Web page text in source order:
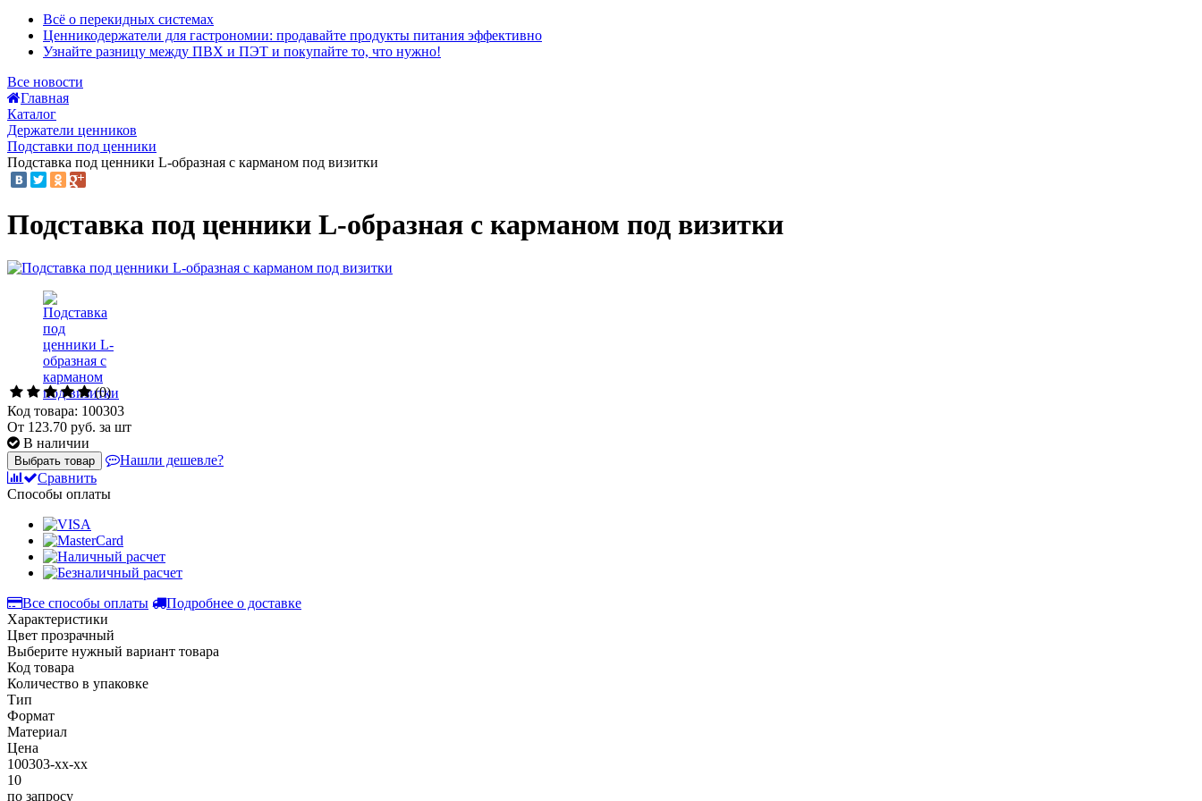
Всё о перекидных системах
Ценникодержатели для гастрономии: продавайте продукты питания эффективно
Узнайте разницу между ПВХ и ПЭТ и покупайте то, что нужно!
Все новости
Главная
Каталог
Держатели ценников
Подставки под ценники
Подставка под ценники L-образная с карманом под визитки
Подставка под ценники L-образная с карманом под визитки
(0)
Код товара: 100303
От 123.70 руб. за шт
В наличии
Выбрать товар
Нашли дешевле?
Сравнить
Способы оплаты
Все способы оплаты
Подробнее о доставке
Характеристики
Цвет прозрачный
Выберите нужный вариант товара
Код товара
Количество в упаковке
Тип
Формат
Материал
Цена
100303-xx-xx
10
по запросу